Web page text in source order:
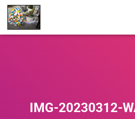
IMG-20230312-